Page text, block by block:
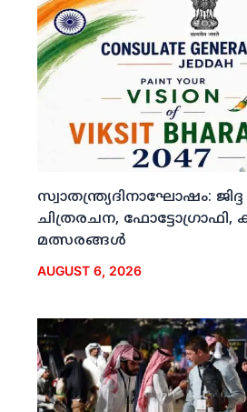
സ്വാതന്ത്ര്യദിനാഘോഷം:
ചിത്രരചന, ഫോട്ടോഗ്രാഫി,
മത്സരങ്ങള്‍
AUGUST 6, 2026